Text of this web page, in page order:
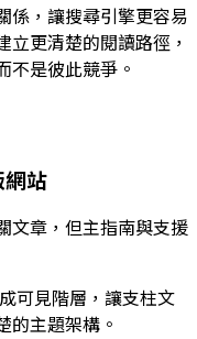
係，讓搜尋引擎更容易
更清楚的閱讀路徑，
不是彼此競爭。
站
文章，但主指南與支援
可見階層，讓支柱文
的主題架構。